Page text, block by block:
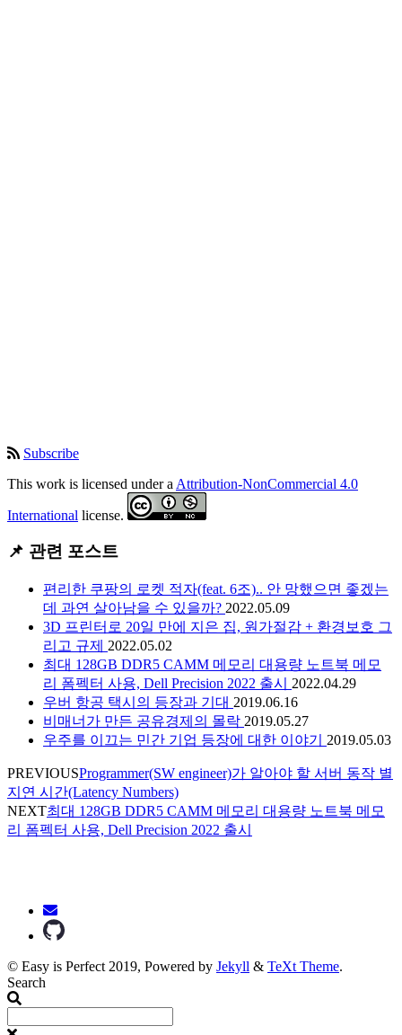
Subscribe
This work is licensed under a Attribution-NonCommercial 4.0
International license.
📌 관련 포스트
편리한 쿠팡의 로켓 적자(feat. 6조).. 안 망했으면 좋겠는
데 과연 살아남을 수 있을까? 2022.05.09
3D 프린터로 20일 만에 지은 집, 원가절감 + 환경보호 그
리고 규제 2022.05.02
최대 128GB DDR5 CAMM 메모리 대용량 노트북 메모
리 폼펙터 사용, Dell Precision 2022 출시 2022.04.29
우버 항공 택시의 등장과 기대 2019.06.16
비매너가 만든 공유경제의 몰락 2019.05.27
우주를 이끄는 민간 기업 등장에 대한 이야기 2019.05.03
PREVIOUSProgrammer(SW engineer)가 알아야 할 서버 동작 별
지연 시간(Latency Numbers)
NEXT최대 128GB DDR5 CAMM 메모리 대용량 노트북 메모
리 폼펙터 사용, Dell Precision 2022 출시
© Easy is Perfect 2019, Powered by Jekyll & TeXt Theme.
Search